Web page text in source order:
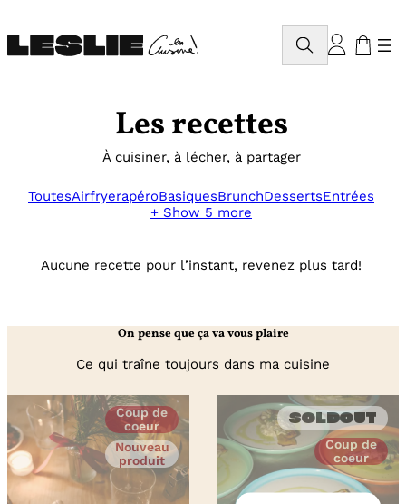
au
contenu
Rechercher
Les recettes
À cuisiner, à lécher, à partager
ToutesAirfryerapéroBasiquesBrunchDessertsEntrées
+ Show 5 more
Aucune recette pour l’instant, revenez plus tard!
On pense que ça va vous plaire
Ce qui traîne toujours dans ma cuisine
Coup de
coeur
Nouveau
produit
Soldout
Coup de
coeur